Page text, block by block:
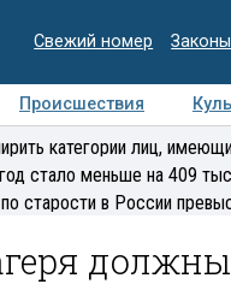
Свежий номер Законы
Происшествия
Интервью
категории лиц,
стало меньше на 409
старости в России